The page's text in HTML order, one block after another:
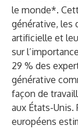
le monde*.
générative, les
artificielle et
sur
29 % des
générative
façon de
aux États-Unis.
européens